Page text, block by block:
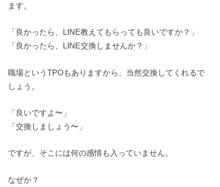
ます。
「良かったら、LINE教えてもらっても良いですか？」
「良かったら、LINE交換しませんか？」
職場というTPOもありますから、当然交換してくれるで
しょう。
「良いですよ〜」
「交換しましょう〜」
ですが、そこには何の感情も入っていません。
なぜか？